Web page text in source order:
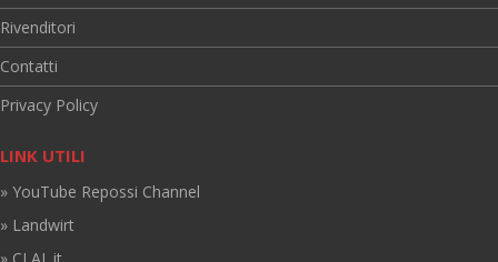
Rivenditori
Contatti
Privacy Policy
LINK UTILI
» YouTube Repossi Channel
» Landwirt